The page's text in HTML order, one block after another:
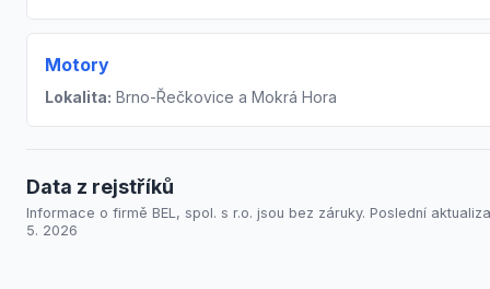
Motory
Lokalita: Brno-Řečkovice a Mokrá Hora
Data z rejstříků
Informace o firmě BEL, spol. s r.o. jsou bez záruky. Poslední
5. 2026